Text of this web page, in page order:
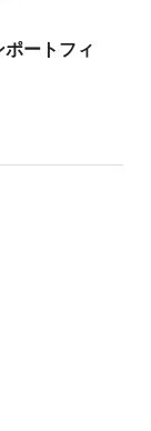
ポートフィ